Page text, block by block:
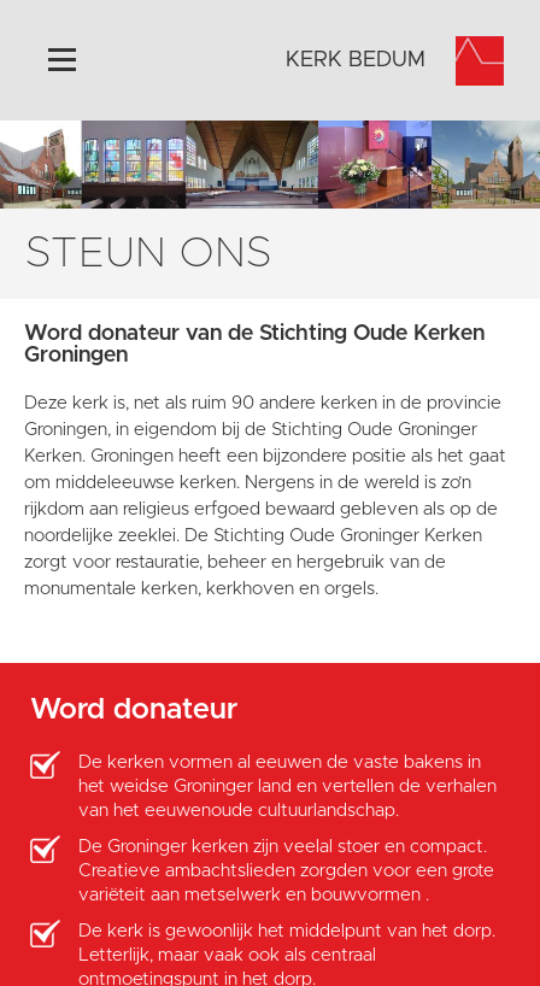
Home
Algemeen
Historie
Steun ons
Contact
Vaktaal
KERK BEDUM
STEUN ONS
Word donateur van de Stichting Oude Kerken
Groningen
Deze kerk is, net als ruim 90 andere kerken in de provincie
Groningen, in eigendom bij de Stichting Oude Groninger
Kerken. Groningen heeft een bijzondere positie als het gaat
om middeleeuwse kerken. Nergens in de wereld is zo’n
rijkdom aan religieus erfgoed bewaard gebleven als op de
noordelijke zeeklei. De Stichting Oude Groninger Kerken
zorgt voor restauratie, beheer en hergebruik van de
monumentale kerken, kerkhoven en orgels.
Word donateur
De kerken vormen al eeuwen de vaste bakens in
het weidse Groninger land en vertellen de verhalen
van het eeuwenoude cultuurlandschap.
De Groninger kerken zijn veelal stoer en compact.
Creatieve ambachtslieden zorgden voor een grote
variëteit aan metselwerk en bouwvormen .
De kerk is gewoonlijk het middelpunt van het dorp.
Letterlijk, maar vaak ook als centraal
ontmoetingspunt in het dorp.